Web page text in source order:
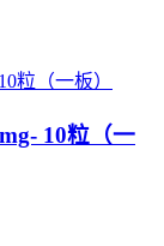
10粒（一